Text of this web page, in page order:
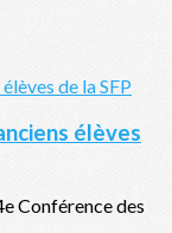
élèves
Conférence des